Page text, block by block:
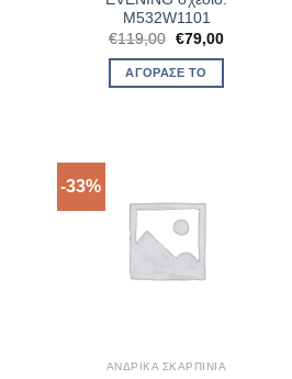
M532W1101
€119,00 Original
price
was:
€119,00.
€79,00Η
ΑΓΌΡΑΣΈ ΤΟ
-33%
ΑΝΔΡΙΚΆ ΣΚΑΡΠΊΝΙΑ